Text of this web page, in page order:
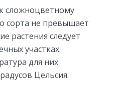
сложноцветному
сорта не превышает
растения следует
участках.
для них
Цельсия.